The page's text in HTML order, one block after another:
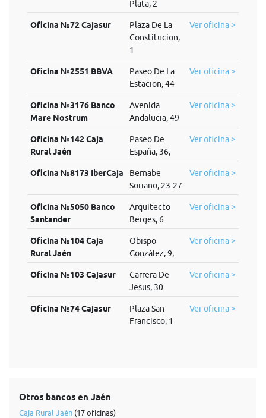
Plata, 2
Oficina №72 Cajasur
Plaza De La
Constitucion,
1
Ver oficina >
Oficina №2551 BBVA
Paseo De La
Estacion, 44
Ver oficina >
Oficina №3176 Banco
Mare Nostrum
Avenida
Andalucia, 49
Ver oficina >
Oficina №142 Caja
Rural Jaén
Paseo De
España, 36,
Ver oficina >
Oficina №8173 IberCaja
Bernabe
Soriano, 23-27
Ver oficina >
Oficina №5050 Banco
Santander
Arquitecto
Berges, 6
Ver oficina >
Oficina №104 Caja
Rural Jaén
Obispo
González, 9,
Ver oficina >
Oficina №103 Cajasur
Carrera De
Jesus, 30
Ver oficina >
Oficina №74 Cajasur
Plaza San
Francisco, 1
Ver oficina >
Otros bancos en Jaén
Caja Rural Jaén (17 oficinas)